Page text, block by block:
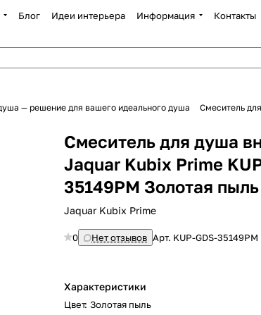
Блог Идеи интерьера Информация Контакты
— решение для вашего идеального душа Смеситель
Смеситель для душа
Jaquar Kubix Prime
35149PM Золотая пыль
Jaquar Kubix Prime
0 Нет отзывов Арт. KUP-GDS-35149PM
Характеристики
Цвет: Золотая пыль